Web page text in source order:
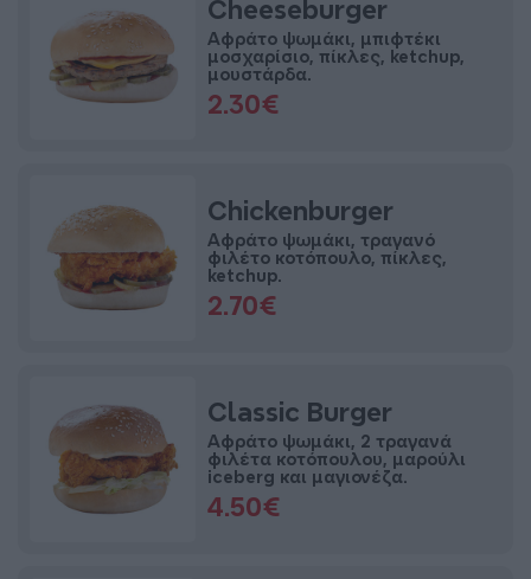
Cheeseburger
Αφράτο ψωμάκι, μπιφτέκι
μοσχαρίσιο, πίκλες, ketchup,
μουστάρδα.
2.30€
Chickenburger
Αφράτο ψωμάκι, τραγανό
φιλέτο κοτόπουλο, πίκλες,
ketchup.
2.70€
Classic Burger
Αφράτο ψωμάκι, 2 τραγανά
φιλέτα κοτόπουλου, μαρούλι
iceberg και μαγιονέζα.
4.50€